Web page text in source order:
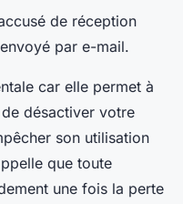
de réception
par e-mail.
car elle permet à
de désactiver votre
son utilisation
que toute
une fois la perte